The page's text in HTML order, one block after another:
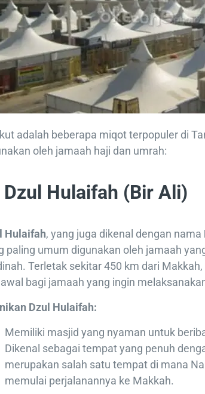
adalah beberapa miqot terpopuler di
oleh jamaah haji dan umrah:
Hulaifah (Bir Ali)
Hulaifah, yang juga dikenal dengan nama
paling umum digunakan oleh jamaah
Terletak sekitar 450 km dari
bagi jamaah yang ingin
Dzul Hulaifah:
Memiliki masjid yang nyaman untuk
Dikenal sebagai tempat yang penuh
merupakan salah satu tempat di mana
memulai perjalanannya ke Makkah.